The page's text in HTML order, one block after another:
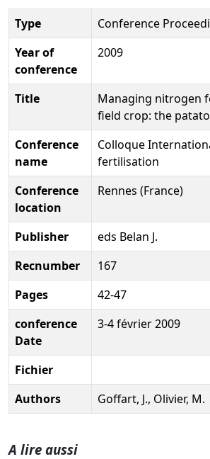
Type
Conference
Year of
conference
2009
Title
Managing nitrogen
field crop: the patato
Conference
name
Colloque
fertilisation
Conference
location
Rennes (France)
Publisher
eds Belan J.
Recnumber
167
Pages
42-47
conference
Date
3-4 février 2009
Fichier
Authors
Goffart, J., Olivier, M.
A lire aussi